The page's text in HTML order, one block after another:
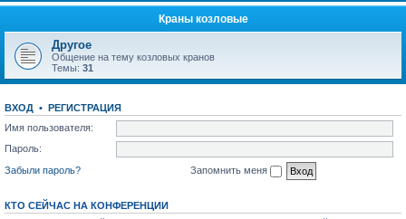
Краны козловые
Другое
Общение на тему козловых кранов
Темы: 31
ВХОД • РЕГИСТРАЦИЯ
Имя пользователя:
Пароль:
Забыли пароль?
Запомнить меня
КТО СЕЙЧАС НА КОНФЕРЕНЦИИ